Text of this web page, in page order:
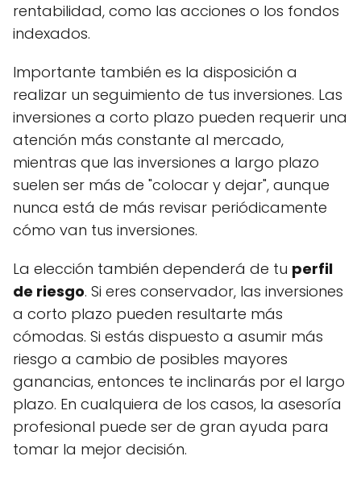
rentabilidad, como las acciones o los fondos
indexados.
Importante también es la disposición a
realizar un seguimiento de tus inversiones. Las
inversiones a corto plazo pueden requerir una
atención más constante al mercado,
mientras que las inversiones a largo plazo
suelen ser más de "colocar y dejar", aunque
nunca está de más revisar periódicamente
cómo van tus inversiones.
La elección también dependerá de tu perfil
de riesgo. Si eres conservador, las inversiones
a corto plazo pueden resultarte más
cómodas. Si estás dispuesto a asumir más
riesgo a cambio de posibles mayores
ganancias, entonces te inclinarás por el largo
plazo. En cualquiera de los casos, la asesoría
profesional puede ser de gran ayuda para
tomar la mejor decisión.